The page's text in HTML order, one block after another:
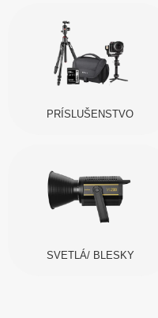
PRÍSLUŠENSTVO
SVETLÁ/ BLESKY